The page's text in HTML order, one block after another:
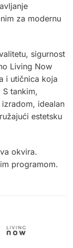
za modernu
sigurnost
Living Now
i utičnica koja
tankim,
idealan
estetsku
okvira.
programom.